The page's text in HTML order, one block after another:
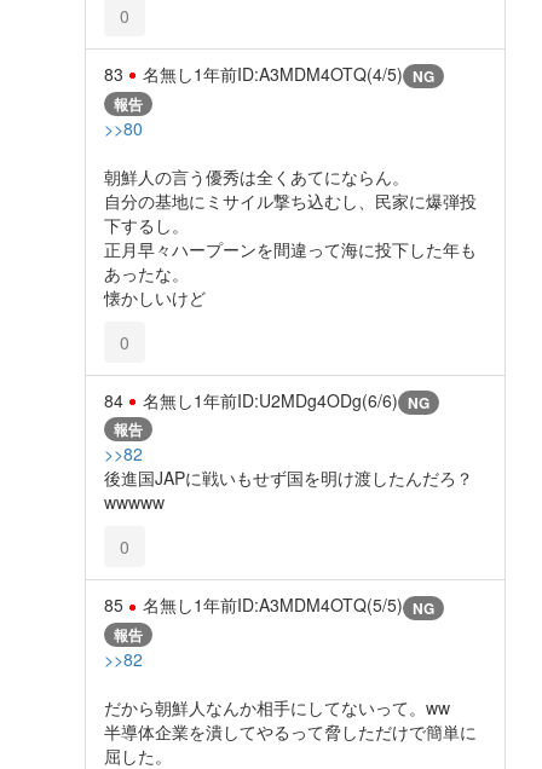
0
83 名無し1年前ID:A3MDM4OTQ(4/5) NG
報告
>>80
朝鮮人の言う優秀は全くあてにならん。
自分の基地にミサイル撃ち込むし、民家に爆弾投
下するし。
正月早々ハープーンを間違って海に投下した年も
あったな。
懐かしいけど
0
84 名無し1年前ID:U2MDg4ODg(6/6) NG
報告
>>82
後進国JAPに戦いもせず国を明け渡したんだろ？
wwwww
0
85 名無し1年前ID:A3MDM4OTQ(5/5) NG
報告
>>82
だから朝鮮人なんか相手にしてないって。ww
半導体企業を潰してやるって脅しただけで簡単に
屈した。